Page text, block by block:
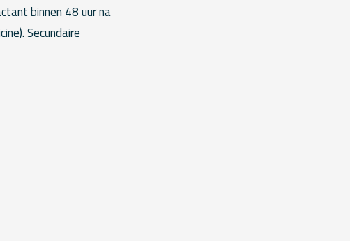
binnen 48 uur na
Secundaire